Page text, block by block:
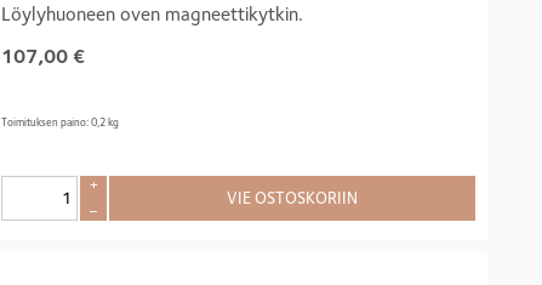
Löylyhuoneen oven magneettikytkin.
107,00 €
Toimituksen paino: 0,2 kg
+
–
VIE OSTOSKORIIN